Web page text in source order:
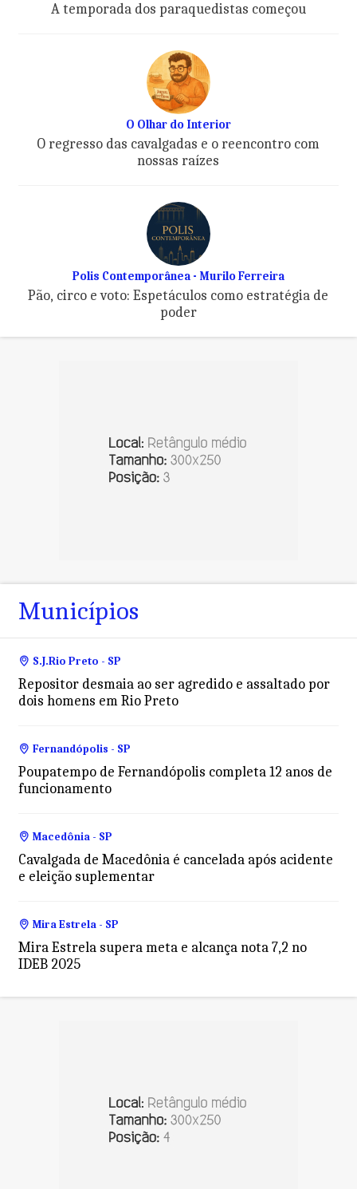
A temporada dos paraquedistas começou
O Olhar do Interior
O regresso das cavalgadas e o reencontro com
nossas raízes
Polis Contemporânea - Murilo Ferreira
Pão, circo e voto: Espetáculos como estratégia de
poder
Municípios
S.J.Rio Preto - SP
Repositor desmaia ao ser agredido e assaltado por
dois homens em Rio Preto
Fernandópolis - SP
Poupatempo de Fernandópolis completa 12 anos de
funcionamento
Macedônia - SP
Cavalgada de Macedônia é cancelada após acidente
e eleição suplementar
Mira Estrela - SP
Mira Estrela supera meta e alcança nota 7,2 no
IDEB 2025